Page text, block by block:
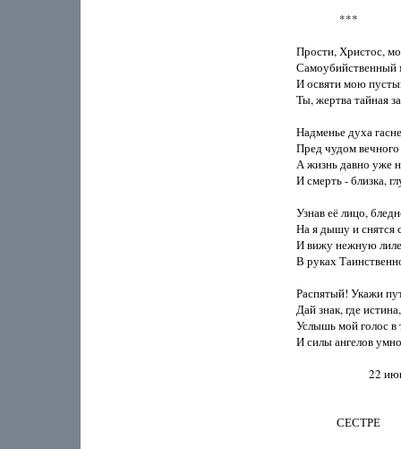
                ***
Прости, Христос,
Самоубийственный
И освяти мою
Ты, жертва тайная
Надменье духа
Пред чудом вечного
А жизнь давно уже
И смерть - близка,
Узнав её лицо,
На я дышу и снятся
И вижу нежную
В руках
Распятый! Укажи
Дай знак, где
Услышь мой голос в
И силы ангелов
               СЕСТРЕ